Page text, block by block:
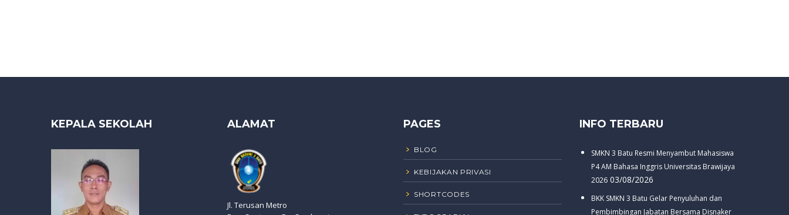
KEPALA SEKOLAH ALAMAT
Jl. Terusan Metro
PAGES
BLOG
KEBIJAKAN PRIVASI
SHORTCODES
INFO TERBARU
SMKN 3 Batu Resmi Menyambut Mahasiswa
P4 AM Bahasa Inggris Universitas Brawijaya
2026 03/08/2026
BKK SMKN 3 Batu Gelar Penyuluhan dan
Pembimbingan Jabatan Bersama Disnaker